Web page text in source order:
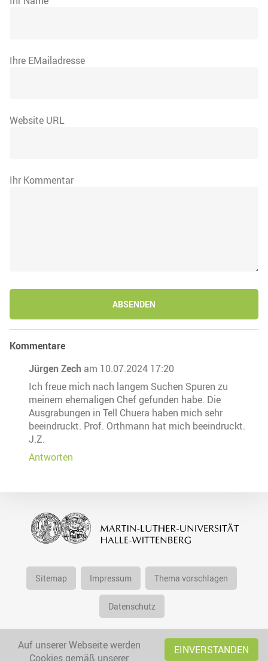
Ihre EMailadresse
Website URL
Ihr Kommentar
ABSENDEN
Kommentare
Jürgen Zech am 10.07.2024 17:20
Ich freue mich nach langem Suchen Spuren zu
meinem ehemaligen Chef gefunden habe. Die
Ausgrabungen in Tell Chuera haben mich sehr
beeindruckt. Prof. Orthmann hat mich beeindruckt.
J.Z.
Antworten
Sitemap Impressum Thema vorschlagen
Datenschutz
Auf unserer Webseite werden
Cookies gemäß unserer
EINVERSTANDEN